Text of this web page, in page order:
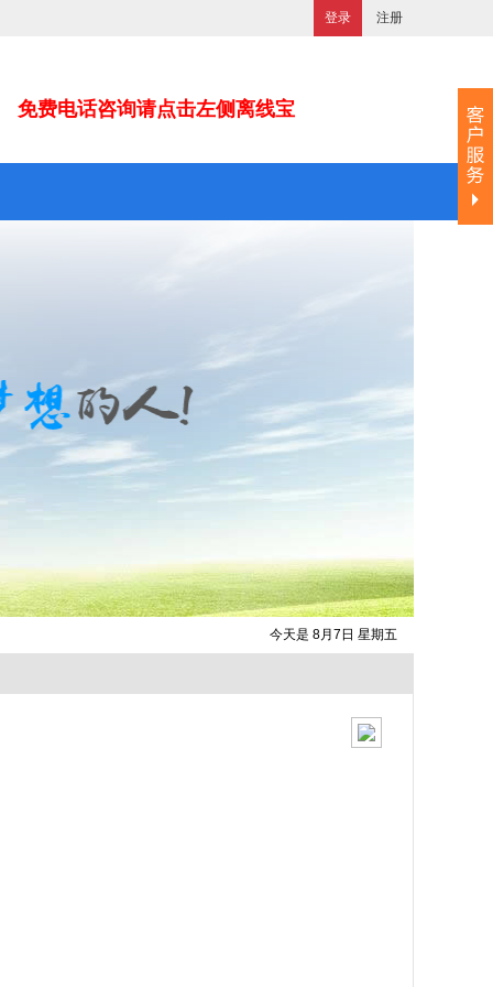
登录 注册
免费电话咨询请点击左侧离线宝
今天是 8月7日 星期五